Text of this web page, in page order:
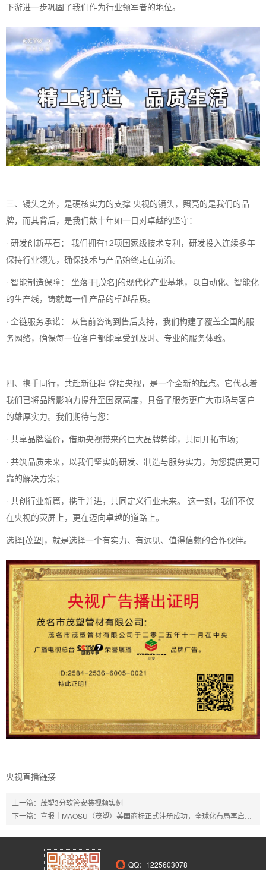
下游进一步巩固了我们作为行业领军者的地位。
三、镜头之外，是硬核实力的支撑 央视的镜头，照亮的是我们的品
牌，而其背后，是我们数十年如一日对卓越的坚守：
· 研发创新基石： 我们拥有12项国家级技术专利，研发投入连续多年
保持行业领先，确保技术与产品始终走在前沿。
· 智能制造保障： 坐落于[茂名]的现代化产业基地，以自动化、智能化
的生产线，铸就每一件产品的卓越品质。
· 全链服务承诺： 从售前咨询到售后支持，我们构建了覆盖全国的服
务网络，确保每一位客户都能享受到及时、专业的服务体验。
四、携手同行，共赴新征程 登陆央视，是一个全新的起点。它代表着
我们已将品牌影响力提升至国家高度，具备了服务更广大市场与客户
的雄厚实力。我们期待与您：
· 共享品牌溢价，借助央视带来的巨大品牌势能，共同开拓市场；
· 共筑品质未来，以我们坚实的研发、制造与服务实力，为您提供更可
靠的解决方案；
· 共创行业新篇，携手并进，共同定义行业未来。 这一刻，我们不仅
在央视的荧屏上，更在迈向卓越的道路上。
选择[茂塑]，就是选择一个有实力、有远见、值得信赖的合作伙伴。
央视直播链接
上一篇： 茂塑3分软管安装视频实例
下一篇： 喜报｜MAOSU（茂塑）美国商标正式注册成功，全球化布局再启新程
QQ： 1225603078